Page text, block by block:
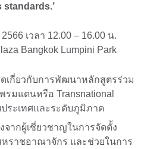
เวลา 12.00 – 16.00 น.
Bangkok Lumpini Park
เกี่ยวกับการพัฒนาหลักสูตรร่วม
มแดนหรือ Transnational
ประเทศและระดับภูมิภาค
ากผู้เชี่ยวชาญในการจัดตั้ง
ราชอาณาจักร และช่วยในการ